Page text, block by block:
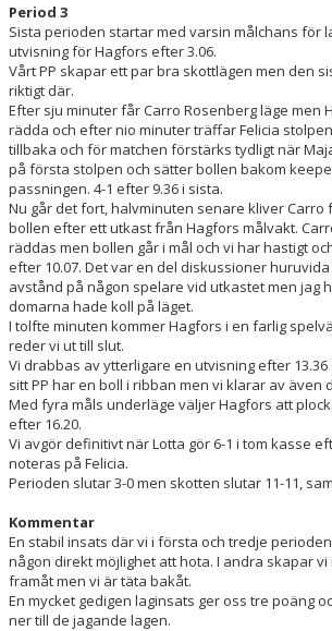
Period 3
Sista perioden startar med varsin målchans för
utvisning för Hagfors efter 3.06.
Vårt PP skapar ett par bra skottlägen men den
riktigt där.
Efter sju minuter får Carro Rosenberg läge men
rädda och efter nio minuter träffar Felicia
tillbaka och för matchen förstärks tydligt när
på första stolpen och sätter bollen bakom
passningen. 4-1 efter 9.36 i sista.
Nu går det fort, halvminuten senare kliver Carro
bollen efter ett utkast från Hagfors målvakt.
räddas men bollen går i mål och vi har hastigt
efter 10.07. Det var en del diskussioner
avstånd på någon spelare vid utkastet men jag
domarna hade koll på läget.
I tolfte minuten kommer Hagfors i en farlig
reder vi ut till slut.
Vi drabbas av ytterligare en utvisning efter
sitt PP har en boll i ribban men vi klarar av även
Med fyra måls underläge väljer Hagfors att
efter 16.20.
Vi avgör definitivt när Lotta gör 6-1 i tom kasse
noteras på Felicia.
Perioden slutar 3-0 men skotten slutar 11-11,
Kommentar
En stabil insats där vi i första och tredje
någon direkt möjlighet att hota. I andra skapar vi
framåt men vi är täta bakåt.
En mycket gedigen laginsats ger oss tre poäng
ner till de jagande lagen.